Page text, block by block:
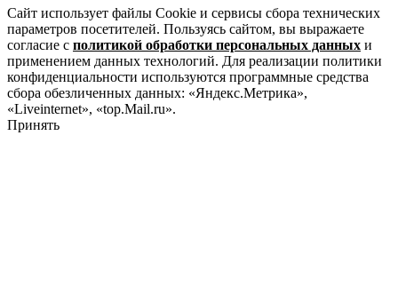
Сайт использует файлы Cookie и сервисы сбора технических
параметров посетителей. Пользуясь сайтом, вы выражаете
согласие с политикой обработки персональных данных и
применением данных технологий. Для реализации политики
конфиденциальности используются программные средства
сбора обезличенных данных: «Яндекс.Метрика»,
«Liveinternet», «top.Mail.ru».
Принять